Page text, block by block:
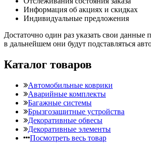
Информация об акциях и скидках
Индивидуальные предложения
Достаточно один раз указать свои данные
в дальнейшем они будут подставляться
Каталог товаров
Автомобильные коврики
Аварийные комплекты
Багажные системы
Брызгозащитные устройства
Декоративные обвесы
Декоративные элементы
Посмотреть весь товар